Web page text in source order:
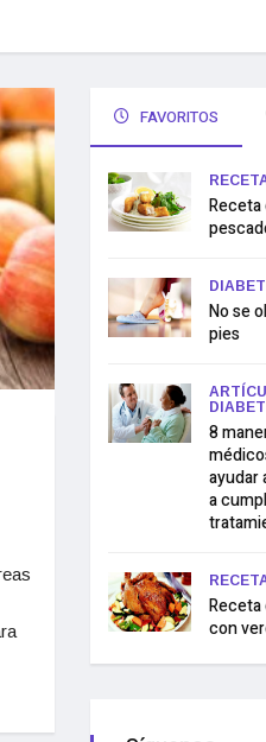
FAVORITOS
No se
pies
8
ayudar
a
Receta
con